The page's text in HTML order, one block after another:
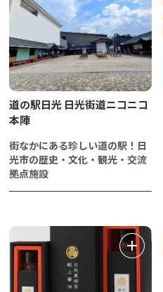
道の駅日光 日光街道ニコニコ
本陣
街なかにある珍しい道の駅！日
光市の歴史・文化・観光・交流
拠点施設